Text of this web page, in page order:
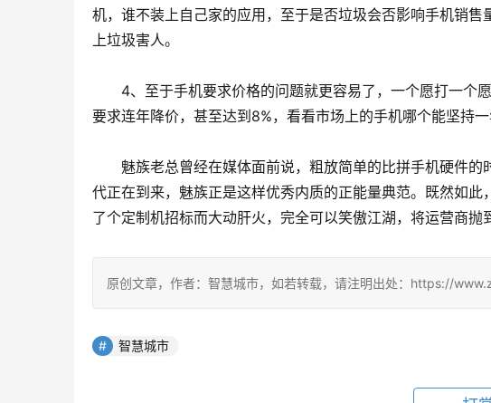
机，谁不装上自己家的应用，至于是否垃圾会否影响手机销
上垃圾害人。
4、至于手机要求价格的问题就更容易了，一个愿打一个愿
要求连年降价，甚至达到8%，看看市场上的手机哪个能坚持
魅族老总曾经在媒体面前说，粗放简单的比拼手机硬件的
代正在到来，魅族正是这样优秀内质的正能量典范。既然如
了个定制机招标而大动肝火，完全可以笑傲江湖，将运营商抛
原创文章，作者：智慧城市，如若转载，请注明出处：https://
智慧城市